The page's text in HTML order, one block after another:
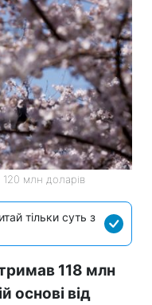
120 млн доларів
тільки суть з
118 млн
основі від